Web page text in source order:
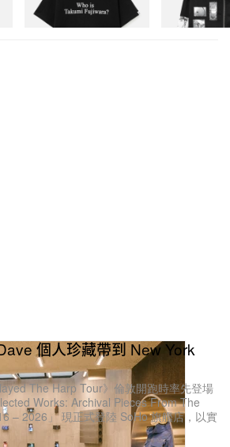
意到，迄今 Dave 在台上穿著的每
現出 Dave 與 Stone 兩者的真實
系列虹彩與圖紋單品為主軸：雙
備高科技拉鍊系統，而尼龍連帽
Island 全新版本的格紋迷彩印
光貼條。
立即購入
立即購入
個人珍藏帶到 New York
The Harp Tour》倫敦開跑時率先登場
Works: Archival Pieces From The
– 2026」 現正式登陸 SoHo 旗艦店，以實